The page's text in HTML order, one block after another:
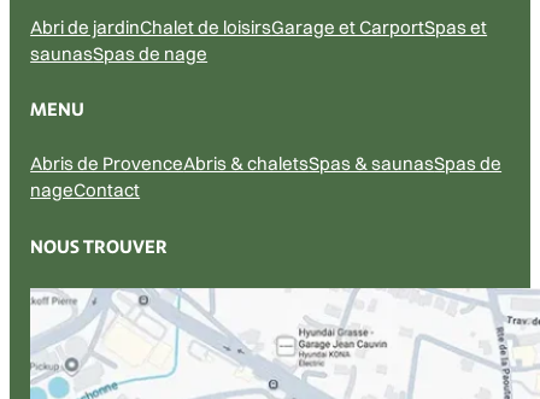
Abri de jardinChalet de loisirsGarage et CarportSpas et
saunasSpas de nage
MENU
Abris de ProvenceAbris & chaletsSpas & saunasSpas de
nageContact
NOUS TROUVER